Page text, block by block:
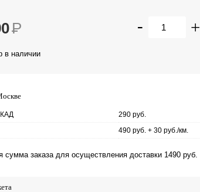
- +
Р
в наличии
290 руб.
490 руб. + 30 руб./км.
сумма заказа для осуществления доставки 1490 руб.